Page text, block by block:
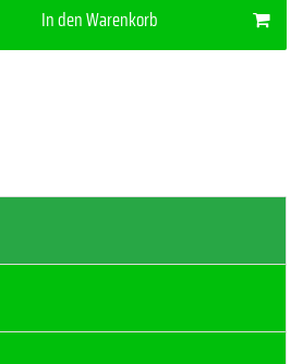
In den Warenkorb